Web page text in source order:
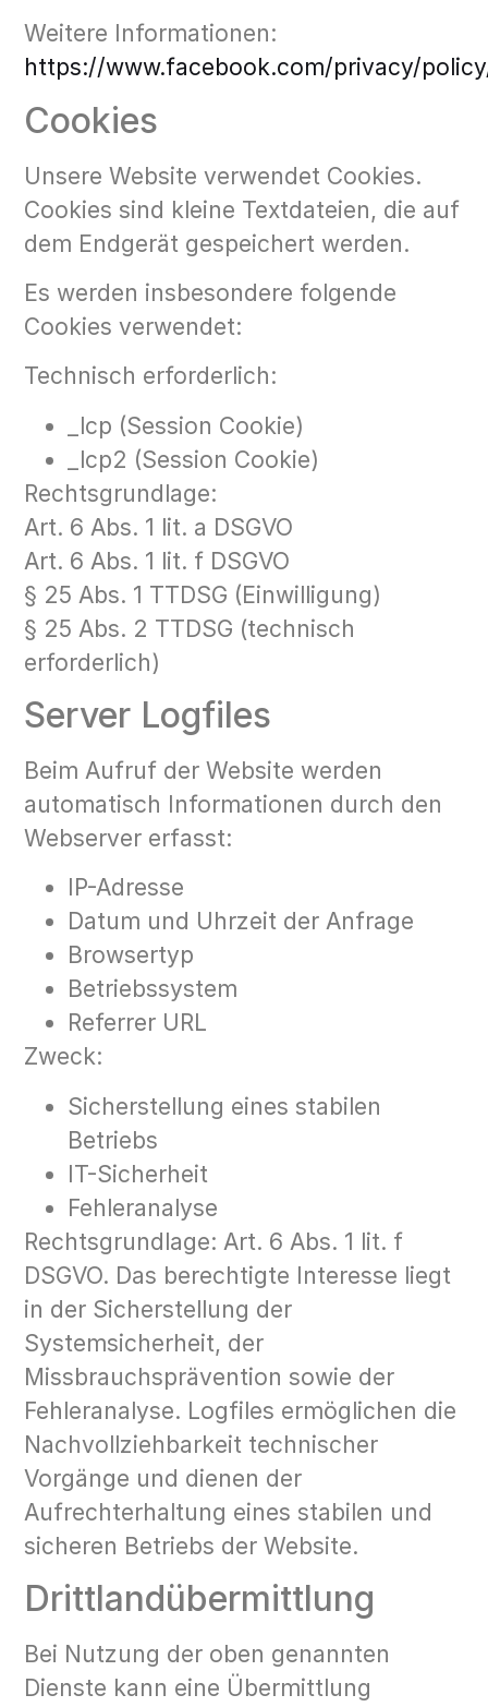
Weitere Informationen:
https://www.facebook.com/privacy/
Cookies
Unsere Website verwendet Cookies.
Cookies sind kleine Textdateien, die auf
dem Endgerät gespeichert werden.
Es werden insbesondere folgende
Cookies verwendet:
Technisch erforderlich:
_lcp (Session Cookie)
_lcp2 (Session Cookie)
Rechtsgrundlage:
Art. 6 Abs. 1 lit. a DSGVO
Art. 6 Abs. 1 lit. f DSGVO
§ 25 Abs. 1 TTDSG (Einwilligung)
§ 25 Abs. 2 TTDSG (technisch
erforderlich)
Server Logfiles
Beim Aufruf der Website werden
automatisch Informationen durch den
Webserver erfasst:
IP-Adresse
Datum und Uhrzeit der Anfrage
Browsertyp
Betriebssystem
Referrer URL
Zweck:
Sicherstellung eines stabilen
Betriebs
IT-Sicherheit
Fehleranalyse
Rechtsgrundlage: Art. 6 Abs. 1 lit. f
DSGVO. Das berechtigte Interesse liegt
in der Sicherstellung der
Systemsicherheit, der
Missbrauchsprävention sowie der
Fehleranalyse. Logfiles ermöglichen die
Nachvollziehbarkeit technischer
Vorgänge und dienen der
Aufrechterhaltung eines stabilen und
sicheren Betriebs der Website.
Drittlandübermittlung
Bei Nutzung der oben genannten
Dienste kann eine Übermittlung